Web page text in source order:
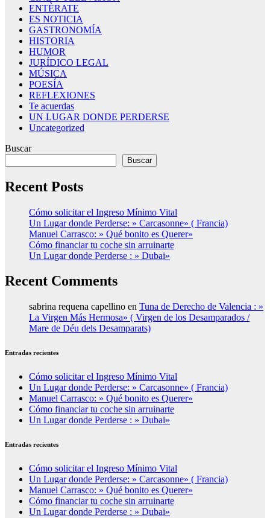
ENTÈRATE
ES NOTICIA
GASTRONOMÍA
HISTORIA
HUMOR
JURÍDICO LEGAL
MÚSICA
POESÍA
REFLEXIONES
Te acuerdas
UN LUGAR DONDE PERDERSE
Uncategorized
Buscar
Buscar
Recent Posts
Cómo solicitar el Ingreso Mínimo Vital
Un Lugar donde Perderse: » Carcasonne» ( Francia)
Manuel Carrasco: » Qué bonito es Querer»
Cómo financiar tu coche sin arruinarte
Un Lugar donde Perderse : » Dubai»
Recent Comments
sabrina requena capellino en Tuna de Derecho de Valencia : »
La Virgen Más Hermosa» ( Virgen de los Desamparados /
Mare de Déu dels Desamparats)
Entradas recientes
Cómo solicitar el Ingreso Mínimo Vital
Un Lugar donde Perderse: » Carcasonne» ( Francia)
Manuel Carrasco: » Qué bonito es Querer»
Cómo financiar tu coche sin arruinarte
Un Lugar donde Perderse : » Dubai»
Entradas recientes
Cómo solicitar el Ingreso Mínimo Vital
Un Lugar donde Perderse: » Carcasonne» ( Francia)
Manuel Carrasco: » Qué bonito es Querer»
Cómo financiar tu coche sin arruinarte
Un Lugar donde Perderse : » Dubai»